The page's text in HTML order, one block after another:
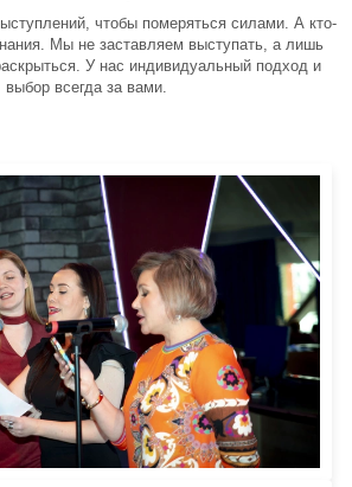
чтобы померяться силами. А кто-
Мы не заставляем выступать, а лишь
У нас индивидуальный подход и
выбор всегда за вами.